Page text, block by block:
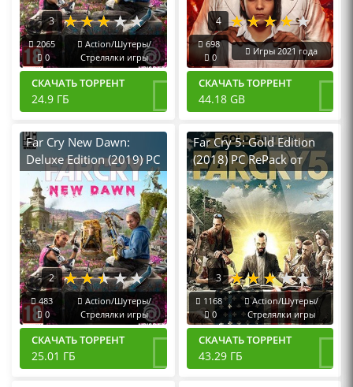
3
2065
0
Action/Шутеры/
Стрелялки игры
СКАЧАТЬ ТОРРЕНТ
24.9 ГБ
4
698
0
Игры 2021 года
СКАЧАТЬ ТОРРЕНТ
44.18 GB
Far Cry New Dawn:
Deluxe Edition (2019) PC
от Хаттаб
2
483
0
Action/Шутеры/
Стрелялки игры
СКАЧАТЬ ТОРРЕНТ
25.01 ГБ
Far Cry 5: Gold Edition
(2018) PC RePack от
Хаттаб
3
1168
0
Action/Шутеры/
Стрелялки игры
СКАЧАТЬ ТОРРЕНТ
43.29 ГБ